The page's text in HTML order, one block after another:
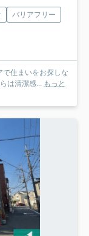
バリアフリー
で住まいをお探しな
は清潔感...
もっと